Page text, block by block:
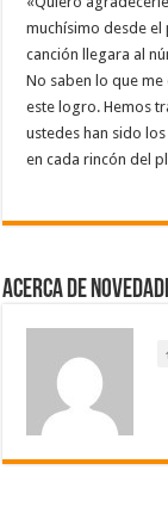
muchísimo desde el
canción llegara al
No saben lo que
este logro. Hemos
ustedes han sido
en cada rincón del
Acerca de